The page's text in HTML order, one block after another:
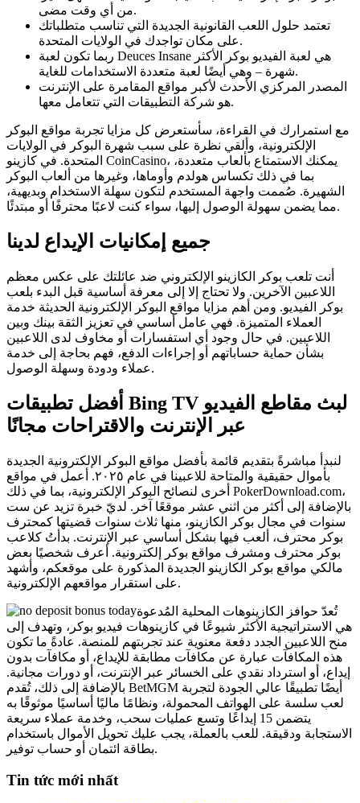
من أي وقت مضى.
تعتمد حلول اللعب القانونية الجديدة التي تناسب متطلباتك
على مكان تواجدك في الولايات المتحدة.
ربما تكون لعبة Deuces Insane هي لعبة الفيديو بوكر الأكثر
شهرة – وهي أيضًا لعبة متعددة الاستخدامات للغاية.
المصدر المركزي الأحدث لأكبر مواقع المقامرة على الإنترنت
هو شركة التطبيقات التي تتعامل معها.
مع استمرارك في القراءة، سأستعرض كل مزايا تجربة مواقع البوكر
الإلكترونية، وألقي نظرة على سبب شهرة البوكر في الولايات
المتحدة. في كازينو CoinCasino، يمكنك الاستمتاع بألعاب متعددة،
بما في ذلك تكساس هولدم وأوماها، وغيرها من ألعاب البوكر
الشهيرة. صُممت واجهة المستخدم لتكون سهلة الاستخدام وبديهية،
مما يضمن سهولة الوصول إليها، سواء كنت لاعبًا محترفًا أو مبتدئًا.
جميع إمكانيات الإيداع لدينا
أنت تلعب بوكر الكازينو الإلكتروني ضد عائلتك على عكس معظم
اللاعبين الآخرين. ولا تحتاج إلا إلى معرفة أساسية قبل البدء بلعب
بوكر الفيديو. ومن أهم مزايا مواقع البوكر الإلكترونية الحديثة خدمة
العملاء المتميزة. فهي عامل أساسي في تعزيز الثقة بينك وبين
اللاعبين. في حال وجود أي استفسارات أو مخاوف لدى اللاعبين
بشأن حماية حساباتهم أو إجراءات الدفع، فهم بحاجة إلى خدمة
عملاء ودودة وسهلة الوصول.
أفضل تطبيقات Bing TV لبث مقاطع الفيديو
عبر الإنترنت والاقتراحات مجانًا
لنبدأ مباشرةً بتقديم قائمة بأفضل مواقع البوكر الإلكترونية الجديدة
بأموال حقيقية والمتاحة للاعبينا في عام ٢٠٢٥. أعمل في مواقع
أخرى لنصائح البوكر الإلكترونية، بما في ذلك PokerDownload.com،
بالإضافة إلى أكثر من اثني عشر موقعًا آخر. لديّ خبرة تزيد عن ست
سنوات في مجال بوكر الكازينو، منها ثلاث سنوات قضيتها كمحترف
بوكر محترف، ألعب فيها بشكل أساسي عبر الإنترنت. بدأتُ كلاعب
بوكر محترف ومشرف مواقع بوكر إلكترونية. أعرف شخصيًا بعض
مالكي مواقع بوكر الكازينو الجديدة المذكورة على موقعكم، وأشهد
على استقرار مواقعهم الإلكترونية.
تُعدّ حوافز الكازينوهات المحلية المُدعوة
هي الاستراتيجية الأكثر شيوعًا في كازينوهات فيديو بوكر، وتهدف إلى
منح اللاعبين الجدد دفعة معنوية عند تجربتهم للمنصة. عادةً ما تكون
هذه المكافآت عبارة عن مكافآت مطابقة للإيداع، أو مكافآت بدون
إيداع، أو استرداد نقدي على الخسائر عبر الإنترنت، أو دورات مجانية.
بالإضافة إلى ذلك، تُقدم BetMGM أيضًا تطبيقًا عالي الجودة لتجربة
لعب سلسة على الهواتف المحمولة، ونظامًا ماليًا أساسيًا موثوقًا به
يتضمن 15 إيداعًا وتسع عمليات سحب، وخدمة عملاء سريعة
الاستجابة ودقيقة. للعب بالعملة، يجب عليك تحويل الأموال باستخدام
بطاقة ائتمان أو حساب توفير.
Tin tức mới nhất